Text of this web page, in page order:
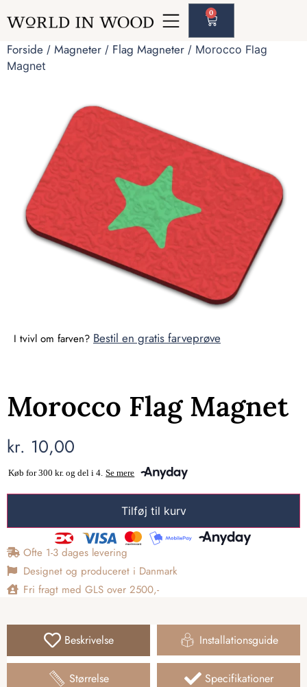
0
Forside / Magneter / Flag Magneter / Morocco Flag
Magnet
I tvivl om farven? Bestil en gratis farveprøve
Morocco Flag Magnet
kr. 10,00
Tilføj til kurv
Ofte 1-3 dages levering
Designet og produceret i Danmark
Fri fragt med GLS over 2500,-
Beskrivelse
Størrelse
Installationsguide
Specifikationer